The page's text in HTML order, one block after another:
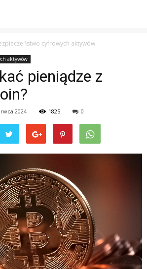
cyfrowych aktywów
aktywów
pieniądze z
2024 1825 0